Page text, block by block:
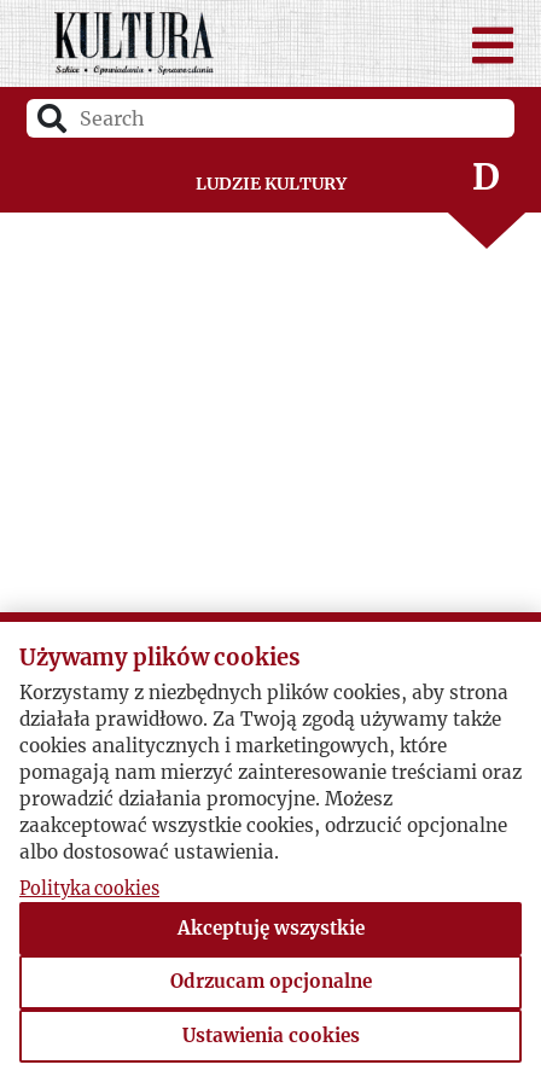
Ludzie Kultury
B
C
D
F
Ł
M
N
O
P
Używamy plików cookies
Korzystamy z niezbędnych plików cookies, aby strona
działała prawidłowo. Za Twoją zgodą używamy także
cookies analitycznych i marketingowych, które
pomagają nam mierzyć zainteresowanie treściami oraz
prowadzić działania promocyjne. Możesz
zaakceptować wszystkie cookies, odrzucić opcjonalne
albo dostosować ustawienia.
Polityka cookies
Akceptuję wszystkie
Odrzucam opcjonalne
Ustawienia cookies
Ustawienia cookies